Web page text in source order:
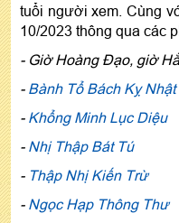
tuổi người xem. Cùng
10/2023 thông qua các
- Giờ Hoàng Đạo, giờ
- Bành Tổ Bách Kỵ Nhật
- Khổng Minh Lục Diệu
- Nhị Thập Bát Tú
- Thập Nhị Kiến Trừ
- Ngọc Hạp Thông Thư